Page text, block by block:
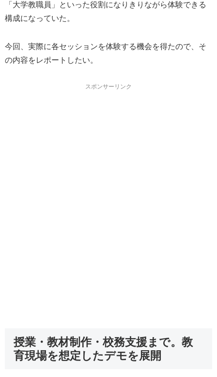
「大学教職員」といった役割になりきりながら体験できる
構成になっていた。
今回、実際に各セッションを体験する機会を得たので、そ
の内容をレポートしたい。
スポンサーリンク
授業・教材制作・校務支援まで。教
育現場を想定したデモを展開